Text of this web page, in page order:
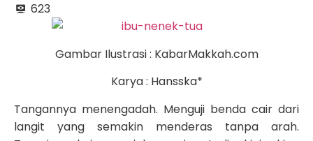
623
Gambar Ilustrasi : KabarMakkah.com
Karya : Hansska*
Tangannya menengadah. Menguji benda cair dari
langit yang semakin menderas tanpa arah.